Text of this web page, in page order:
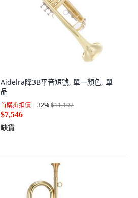
Aidelra降3B平音短號, 單一顏色, 單
品
首購折扣價 32%$11,192
$7,546
缺貨